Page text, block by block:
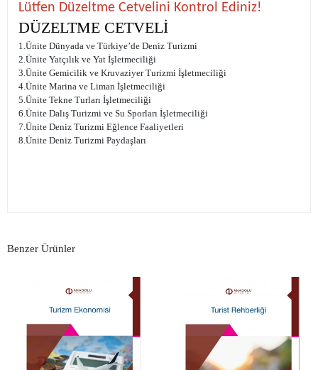
Lütfen Düzeltme Cetvelini Kontrol Ediniz!
DÜZELTME CETVELİ
1.Ünite Dünyada ve Türkiye’de Deniz Turizmi
2.Ünite Yatçılık ve Yat İşletmeciliği
3.Ünite Gemicilik ve Kruvaziyer Turizmi İşletmeciliği
4.Ünite Marina ve Liman İşletmeciliği
5.Ünite Tekne Turları İşletmeciliği
6.Ünite Dalış Turizmi ve Su Sporları İşletmeciliği
7.Ünite Deniz Turizmi Eğlence Faaliyetleri
8.Ünite Deniz Turizmi Paydaşları
Benzer Ürünler